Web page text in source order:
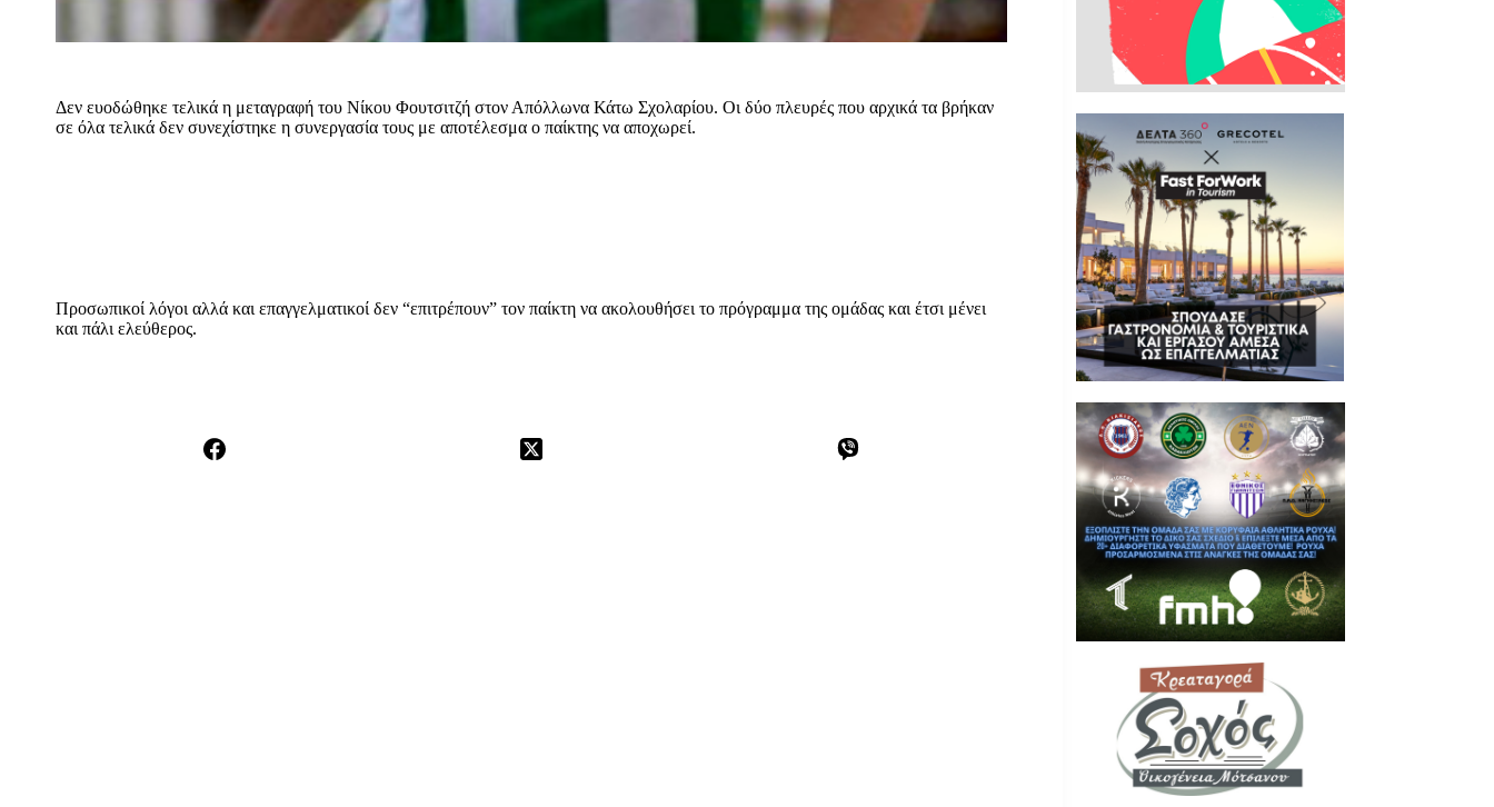
Δεν ευοδώθηκε τελικά η μεταγραφή του Νίκου Φουτσιτζή στον Απόλλωνα Κάτω Σχολαρίου. Οι δύο πλευρές που αρχικά τα βρήκαν
σε όλα τελικά δεν συνεχίστηκε η συνεργασία τους με αποτέλεσμα ο παίκτης να αποχωρεί.
Προσωπικοί λόγοι αλλά και επαγγελματικοί δεν “επιτρέπουν” τον παίκτη να ακολουθήσει το πρόγραμμα της ομάδας και έτσι μένει
και πάλι ελεύθερος.